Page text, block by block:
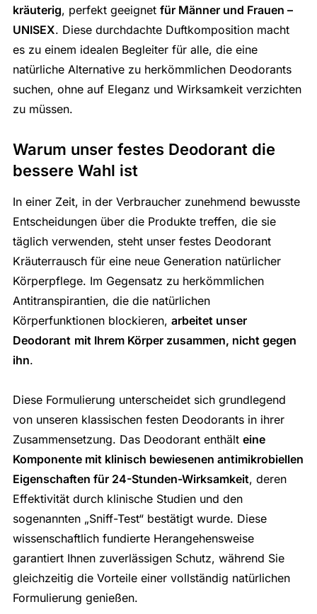
kräuterig, perfekt geeignet für Männer und Frauen –
UNISEX. Diese durchdachte Duftkomposition macht
es zu einem idealen Begleiter für alle, die eine
natürliche Alternative zu herkömmlichen Deodorants
suchen, ohne auf Eleganz und Wirksamkeit verzichten
zu müssen.
Warum unser festes Deodorant die
bessere Wahl ist
In einer Zeit, in der Verbraucher zunehmend bewusste
Entscheidungen über die Produkte treffen, die sie
täglich verwenden, steht unser festes Deodorant
Kräuterrausch für eine neue Generation natürlicher
Körperpflege. Im Gegensatz zu herkömmlichen
Antitranspirantien, die die natürlichen
Körperfunktionen blockieren, arbeitet unser
Deodorant mit Ihrem Körper zusammen, nicht gegen
ihn.
Diese Formulierung unterscheidet sich grundlegend
von unseren klassischen festen Deodorants in ihrer
Zusammensetzung. Das Deodorant enthält eine
Komponente mit klinisch bewiesenen antimikrobiellen
Eigenschaften für 24-Stunden-Wirksamkeit, deren
Effektivität durch klinische Studien und den
sogenannten „Sniff-Test“ bestätigt wurde. Diese
wissenschaftlich fundierte Herangehensweise
garantiert Ihnen zuverlässigen Schutz, während Sie
gleichzeitig die Vorteile einer vollständig natürlichen
Formulierung genießen.